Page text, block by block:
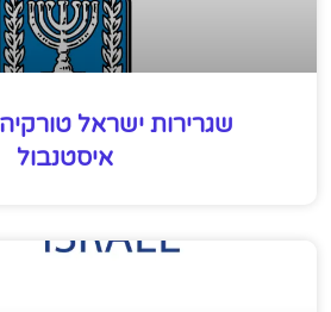
שגרירות ישראל
איסטנבול